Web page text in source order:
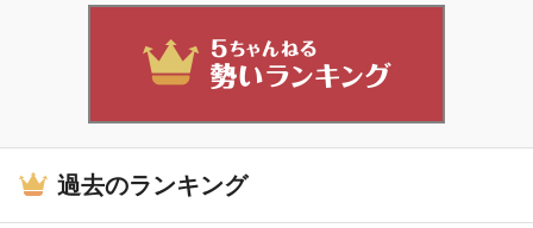
過去のランキング